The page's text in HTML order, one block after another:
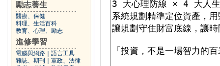
勵志養生
醫療、保健
料理、生活百科
教育、心理、勵志
進修學習
電腦與網路
語言工具
雜誌、期刊
軍政、法律